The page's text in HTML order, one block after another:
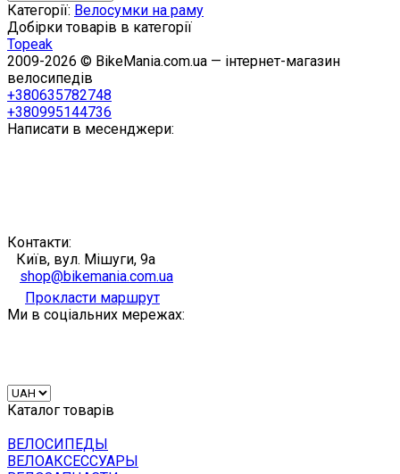
Категорії: Велосумки на раму
Добірки товарів в категорії
Topeak
2009-2026 © BikeMania.com.ua — інтернет-магазин
велосипедів
+380635782748
+380995144736
Написати в месенджери:
Контакти:
Київ, вул. Мішуги, 9а
shop@bikemania.com.ua
Прокласти маршрут
Ми в соціальних мережах:
Каталог товарів
ВЕЛОСИПЕДЫ
ВЕЛОАКСЕССУАРЫ